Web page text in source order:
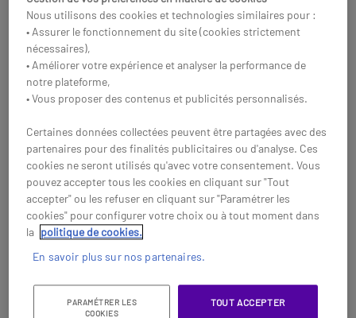
88,95 € -17%
Réf: SHOPMOVEBL
Acheter
Réf: SHOS820
Nous utilisons des cookies et technologies similaires pour :
• Assurer le fonctionnement du site (cookies strictement
nécessaires),
• Améliorer votre expérience et analyser la performance de
notre plateforme,
• Vous proposer des contenus et publicités personnalisés.
Certaines données collectées peuvent être partagées avec des
partenaires pour des finalités publicitaires ou d'analyse. Ces
cookies ne seront utilisés qu'avec votre consentement. Vous
pouvez accepter tous les cookies en cliquant sur "Tout
accepter" ou les refuser en cliquant sur "Paramétrer les
cookies" pour configurer votre choix ou à tout moment dans
la politique de cookies.
En savoir plus sur nos partenaires.
PARAMÉTRER LES
COOKIES
TOUT ACCEPTER